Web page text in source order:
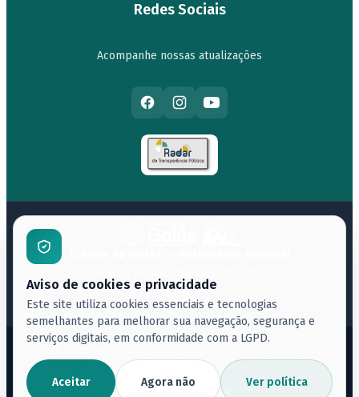
Redes Sociais
Acompanhe nossas atualizações
reservados.
Acessibilidade
Política de Privacidade
Aviso de cookies e privacidade
Este site utiliza cookies essenciais e tecnologias
semelhantes para melhorar sua navegação, segurança e
serviços digitais, em conformidade com a LGPD.
Aceitar Agora não Ver política